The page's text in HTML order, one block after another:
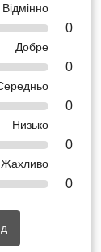
Відмінно
0
Добре
0
0
Низько
0
Жахливо
0